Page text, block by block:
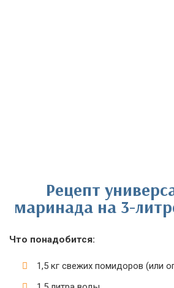
Рецепт
маринада на 3-
Что понадобится:
1,5 кг свежих помидоров (или